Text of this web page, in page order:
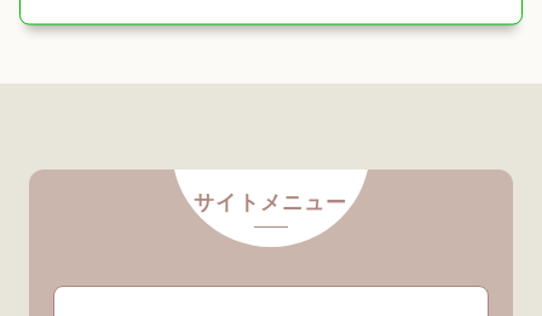
サイトメニュー